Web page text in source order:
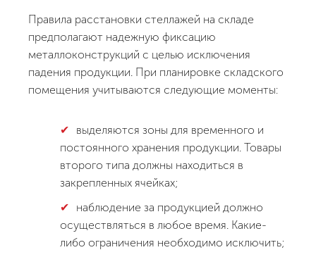
Правила расстановки стеллажей на складе
предполагают надежную фиксацию
металлоконструкций с целью исключения
падения продукции. При планировке складского
помещения учитываются следующие моменты:
выделяются зоны для временного и
постоянного хранения продукции. Товары
второго типа должны находиться в
закрепленных ячейках;
наблюдение за продукцией должно
осуществляться в любое время. Какие-
либо ограничения необходимо исключить;